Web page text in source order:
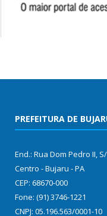
PREFEITURA DE
End.: Rua Dom Pedro II,
Centro - Bujaru - PA
CEP: 68670-000
Fone: (91) 3746-1221
CNPJ: 05.196.563/0001-10